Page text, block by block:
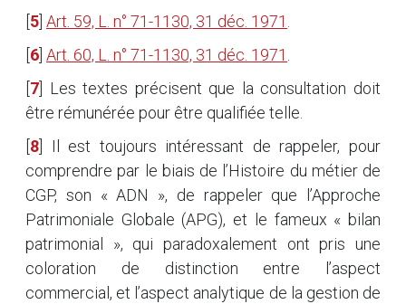
5 Art. 59, L. n° 71-1130, 31 déc. 1971
6 Art. 60, L. n° 71-1130, 31 déc. 1971
7
Les textes précisent que la consultation doit
être rémunérée pour être qualifiée telle.
8
Il est toujours intéressant de rappeler, pour
comprendre par le biais de l’Histoire du métier de
CGP, son « ADN », de rappeler que l’Approche
Patrimoniale Globale (APG), et le fameux « bilan
patrimonial », qui paradoxalement ont pris une
coloration de distinction entre l’aspect
commercial, et l’aspect analytique de la gestion de